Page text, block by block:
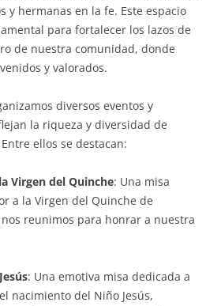
y hermanas en la fe. Este espacio
para fortalecer los lazos de
de nuestra comunidad, donde
y valorados.
diversos eventos y
la riqueza y diversidad de
ellos se destacan:
Virgen del Quinche: Una misa
a la Virgen del Quinche de
reunimos para honrar a nuestra
: Una emotiva misa dedicada a
nacimiento del Niño Jesús,